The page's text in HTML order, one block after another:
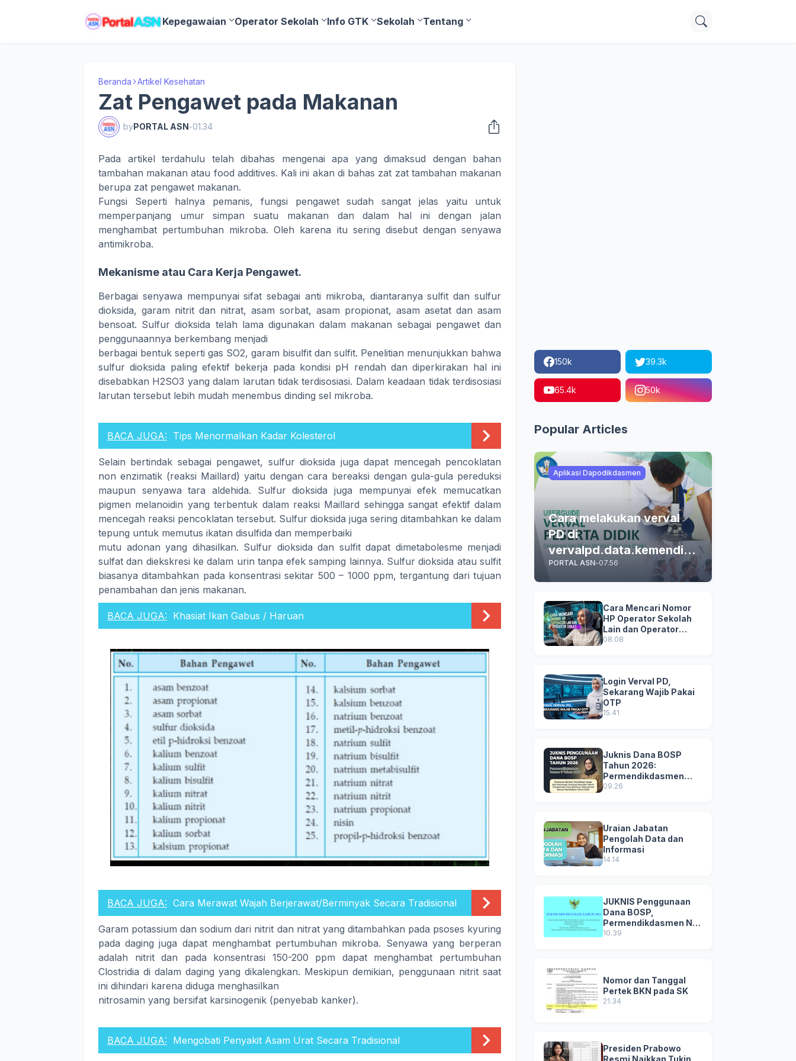
Kepegawaian Operator Sekolah Info GTK Sekolah Tentang
Beranda Artikel Kesehatan
Zat Pengawet pada Makanan
byPORTAL ASN-01.34
Pada artikel terdahulu telah dibahas mengenai apa yang dimaksud dengan bahan
tambahan makanan atau food additives. Kali ini akan di bahas zat zat tambahan makanan
berupa zat pengawet makanan.
Fungsi Seperti halnya pemanis, fungsi pengawet sudah sangat jelas yaitu untuk
memperpanjang umur simpan suatu makanan dan dalam hal ini dengan jalan
menghambat pertumbuhan mikroba. Oleh karena itu sering disebut dengan senyawa
antimikroba.
Mekanisme atau Cara Kerja Pengawet.
Berbagai senyawa mempunyai sifat sebagai anti mikroba, diantaranya sulfit dan sulfur
dioksida, garam nitrit dan nitrat, asam sorbat, asam propionat, asam asetat dan asam
bensoat. Sulfur dioksida telah lama digunakan dalam makanan sebagai pengawet dan
penggunaannya berkembang menjadi
berbagai bentuk seperti gas SO2, garam bisulfit dan sulfit. Penelitian menunjukkan bahwa
sulfur dioksida paling efektif bekerja pada kondisi pH rendah dan diperkirakan hal ini
disebabkan H2SO3 yang dalam larutan tidak terdisosiasi. Dalam keadaan tidak terdisosiasi
larutan tersebut lebih mudah menembus dinding sel mikroba.
BACA JUGA: Tips Menormalkan Kadar Kolesterol
Selain bertindak sebagai pengawet, sulfur dioksida juga dapat mencegah pencoklatan
non enzimatik (reaksi Maillard) yaitu dengan cara bereaksi dengan gula-gula pereduksi
maupun senyawa tara aldehida. Sulfur dioksida juga mempunyai efek memucatkan
pigmen melanoidin yang terbentuk dalam reaksi Maillard sehingga sangat efektif dalam
mencegah reaksi pencoklatan tersebut. Sulfur dioksida juga sering ditambahkan ke dalam
tepung untuk memutus ikatan disulfida dan memperbaiki
mutu adonan yang dihasilkan. Sulfur dioksida dan sulfit dapat dimetabolesme menjadi
sulfat dan diekskresi ke dalam urin tanpa efek samping lainnya. Sulfur dioksida atau sulfit
biasanya ditambahkan pada konsentrasi sekitar 500 – 1000 ppm, tergantung dari tujuan
penambahan dan jenis makanan.
BACA JUGA: Khasiat Ikan Gabus / Haruan
BACA JUGA: Cara Merawat Wajah Berjerawat/Berminyak Secara Tradisional
Garam potassium dan sodium dari nitrit dan nitrat yang ditambahkan pada psoses kyuring
pada daging juga dapat menghambat pertumbuhan mikroba. Senyawa yang berperan
adalah nitrit dan pada konsentrasi 150-200 ppm dapat menghambat pertumbuhan
Clostridia di dalam daging yang dikalengkan. Meskipun demikian, penggunaan nitrit saat
ini dihindari karena diduga menghasilkan
nitrosamin yang bersifat karsinogenik (penyebab kanker).
BACA JUGA: Mengobati Penyakit Asam Urat Secara Tradisional
150k 39.3k
65.4k 50k
Popular Articles
Aplikasi Dapodikdasmen
Cara melakukan verval
PD di
vervalpd.data.kemendikd
asmen.go.id
PORTAL ASN-07.56
Cara Mencari Nomor
HP Operator Sekolah
Lain dan Operator
Dinas di SDM Data
08.08
Login Verval PD,
Sekarang Wajib Pakai
OTP
15.41
Juknis Dana BOSP
Tahun 2026:
Permendikdasmen
Nomor 8 Tahun 2026
09.26
Uraian Jabatan
Pengolah Data dan
Informasi
14.14
JUKNIS Penggunaan
Dana BOSP,
Permendikdasmen No
8 Tahun 2025
10.39
Nomor dan Tanggal
Pertek BKN pada SK
21.34
Presiden Prabowo
Resmi Naikkan Tukin